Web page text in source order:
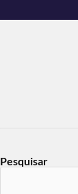
Pesquisar